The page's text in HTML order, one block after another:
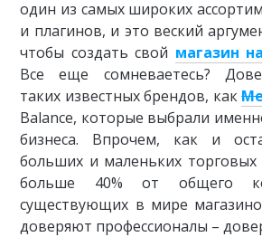
один из самых широких
и плагинов, и это веский
чтобы создать свой магазин
Все еще сомневаетесь?
таких известных брендов, как
Balance, которые выбрали
бизнеса. Впрочем, как и
больших и маленьких
больше 40% от общего
существующих в мире
доверяют профессионалы –